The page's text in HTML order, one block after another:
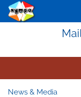
News & Media